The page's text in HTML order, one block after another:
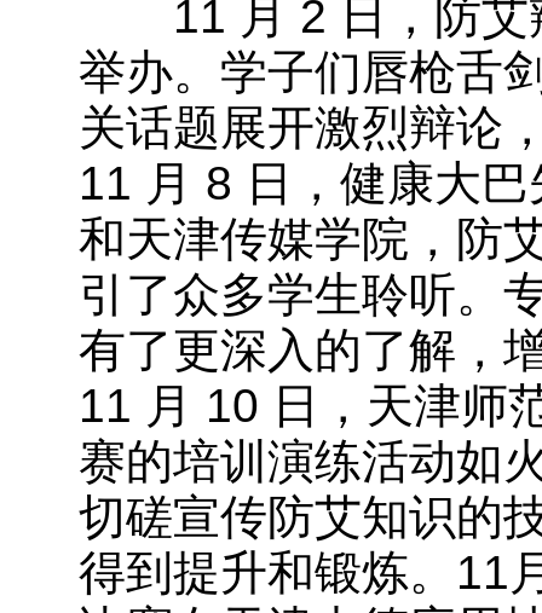
11 月 2 日，防艾
举办。学子们唇枪舌
关话题展开激烈辩论
11 月 8 日，健康大
和天津传媒学院，防
引了众多学生聆听。
有了更深入的了解，
11 月 10 日，天津师
赛的培训演练活动如
切磋宣传防艾知识的
得到提升和锻炼。11